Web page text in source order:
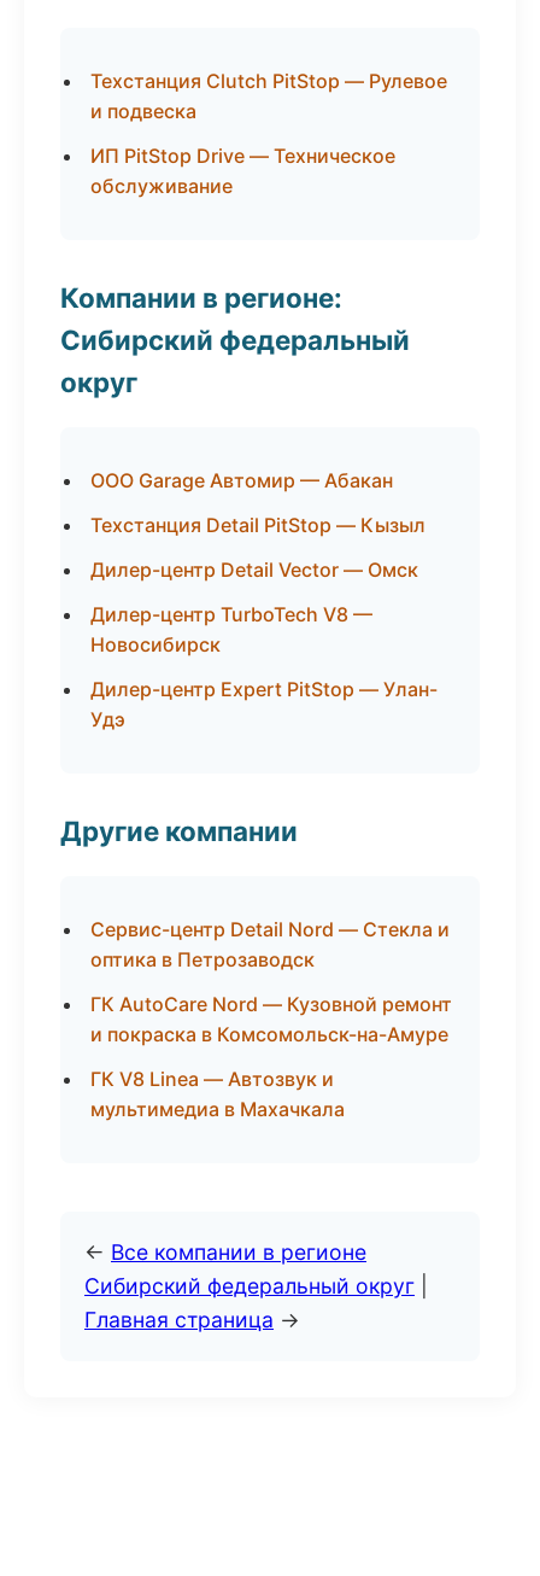
Техстанция Clutch PitStop — Рулевое
и подвеска
ИП PitStop Drive — Техническое
обслуживание
Компании в регионе:
Сибирский федеральный
округ
ООО Garage Автомир — Абакан
Техстанция Detail PitStop — Кызыл
Дилер-центр Detail Vector — Омск
Дилер-центр TurboTech V8 —
Новосибирск
Дилер-центр Expert PitStop — Улан-
Удэ
Другие компании
Сервис-центр Detail Nord — Стекла и
оптика в Петрозаводск
ГК AutoCare Nord — Кузовной ремонт
и покраска в Комсомольск-на-Амуре
ГК V8 Linea — Автозвук и
мультимедиа в Махачкала
← Все компании в регионе
Сибирский федеральный округ
Главная страница →